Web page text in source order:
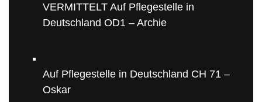
VERMITTELT Auf Pflegestelle in
Deutschland OD1 – Archie
Auf Pflegestelle in Deutschland CH 71 –
Oskar